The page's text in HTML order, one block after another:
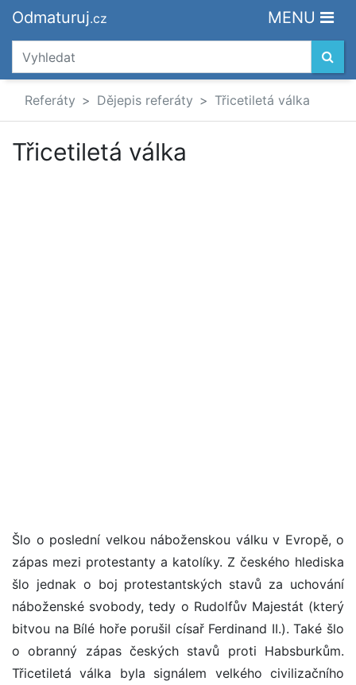
Odmaturuj.cz MENU
Referáty Dějepis referáty Třicetiletá válka
Třicetiletá válka
Šlo o poslední velkou náboženskou válku v Evropě, o
zápas mezi protestanty a katolíky. Z českého hlediska
šlo jednak o boj protestantských stavů za uchování
náboženské svobody, tedy o Rudolfův Majestát (který
bitvou na Bílé hoře porušil císař Ferdinand II.). Také šlo
o obranný zápas českých stavů proti Habsburkům.
Třicetiletá válka byla signálem velkého civilizačního